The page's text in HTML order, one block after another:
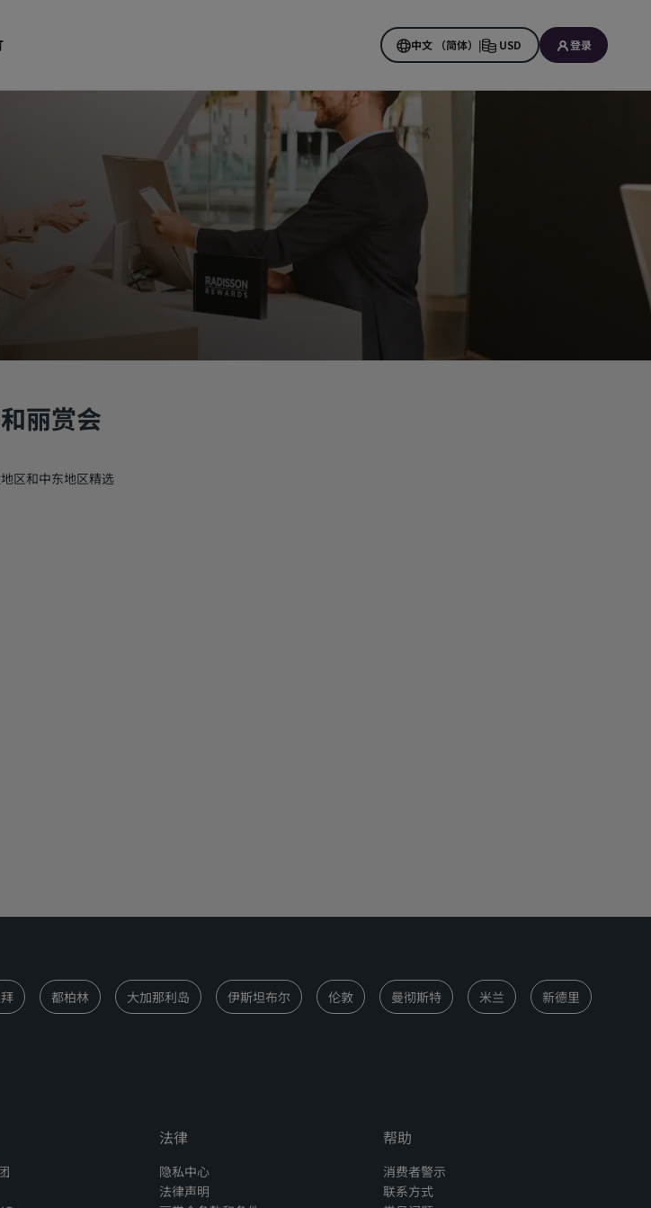
中文 （简体） | USD 登录
丽赏会
区和中东地区精选
都柏林 大加那利岛 伊斯坦布尔 伦敦 曼彻斯特 米兰 新德里
法律
隐私中心
法律声明
帮助
消费者警示
联系方式